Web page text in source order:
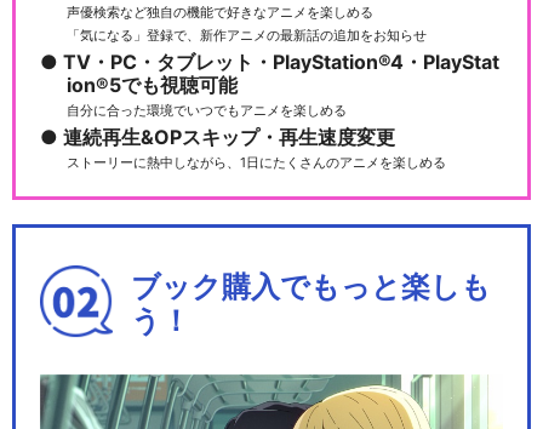
閉じる
声優検索など独自の機能で好きなアニメを楽しめる
「気になる」登録で、新作アニメの最新話の追加をお知らせ
TV・PC・タブレット・PlayStation®4・PlayStat
ion®5でも視聴可能
自分に合った環境でいつでもアニメを楽しめる
連続再生&OPスキップ・再生速度変更
ストーリーに熱中しながら、1日にたくさんのアニメを楽しめる
ブック購入でもっと楽しも
う！